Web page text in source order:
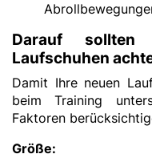
Darauf
Laufschuhen
Damit Ihre neuen
beim Training
Faktoren
Größe: